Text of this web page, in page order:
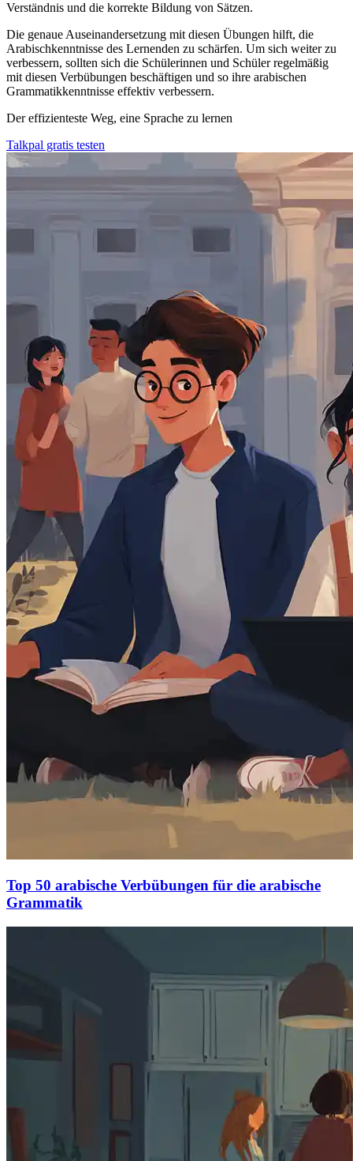
Verständnis und die korrekte Bildung von Sätzen.
Die genaue Auseinandersetzung mit diesen Übungen hilft, die
Arabischkenntnisse des Lernenden zu schärfen. Um sich weiter zu
verbessern, sollten sich die Schülerinnen und Schüler regelmäßig
mit diesen Verbübungen beschäftigen und so ihre arabischen
Grammatikkenntnisse effektiv verbessern.
Der effizienteste Weg, eine Sprache zu lernen
Talkpal gratis testen
Top 50 arabische Verbübungen für die arabische
Grammatik